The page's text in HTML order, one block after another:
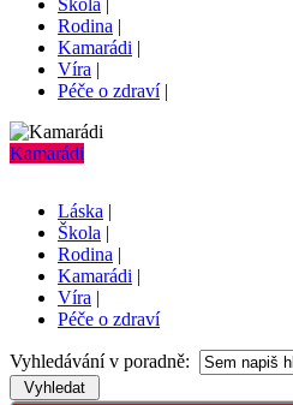
Škola |
Rodina |
Kamarádi |
Víra |
Péče o zdraví|
Kamarádi
Láska |
Škola |
Rodina |
Kamarádi |
Víra |
Péče o zdraví
Vyhledávání v poradně: